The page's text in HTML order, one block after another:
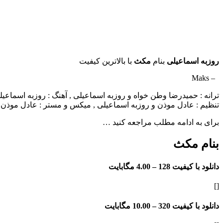
روزبه اسماعیلی بنام مکث با بالاترین کیفیت
– Maks
ترانه : حمیدرضا وطن خواه و روزبه اسماعیلی , آهنگ : روزبه
تنظیم : عادل موذن و روزبه اسماعیلی , میکس و مستر : عادل موذن
برای به ادامه مطلب مراجعه کنید …
بنام مکث
دانلود با کیفیت 128 – 4.00 مگابایت
[]
دانلود با کیفیت 320 – 10.00 مگابایت